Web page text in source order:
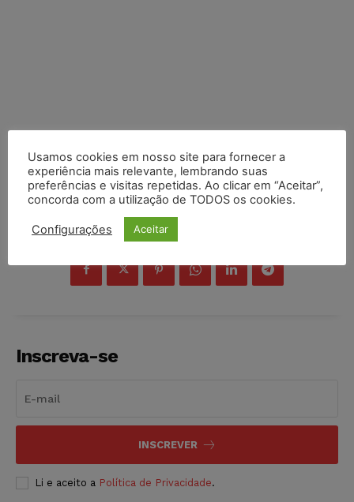
COMPARTILHE
Inscreva-se
INSCREVER
Li e aceito a Política de Privacidade.
Usamos cookies em nosso site para fornecer a
experiência mais relevante, lembrando suas
preferências e visitas repetidas. Ao clicar em “Aceitar”,
concorda com a utilização de TODOS os cookies.
Configurações Aceitar